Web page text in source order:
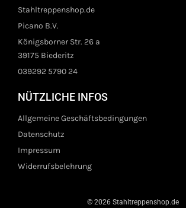
Stahltreppenshop.de
Picano B.V.
Königsborner Str. 26 a
39175 Biederitz
039292 5790 24
NÜTZLICHE INFOS
Allgemeine Geschäftsbedingungen
Datenschutz
Impressum
Widerrufsbelehrung
© 2026 Stahltreppenshop.de